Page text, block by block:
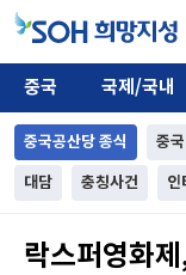
중국 국제/국내
중국공산당 종식 중
대담 충칭사건 인
락스퍼영화